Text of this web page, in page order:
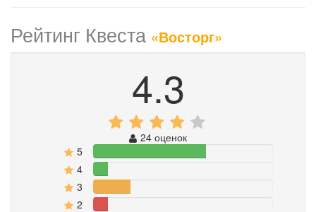
Рейтинг Квеста «Восторг»
4.3
24 оценок
5
62.5%
4 8.3333333333333%
3 20.833333333333%
2 8.3333333333333%